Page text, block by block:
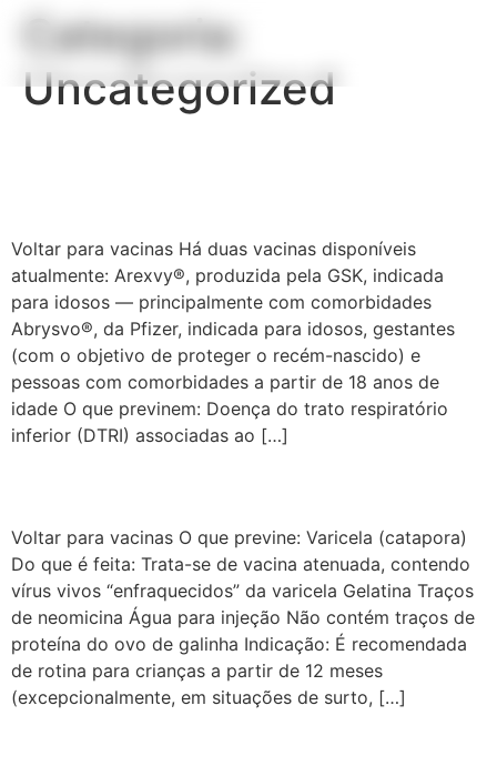
Categoria:
Uncategorized
Voltar para vacinas Há duas vacinas disponíveis
atualmente: Arexvy®, produzida pela GSK, indicada
para idosos — principalmente com comorbidades
Abrysvo®, da Pfizer, indicada para idosos, gestantes
(com o objetivo de proteger o recém-nascido) e
pessoas com comorbidades a partir de 18 anos de
idade O que previnem: Doença do trato respiratório
inferior (DTRI) associadas ao […]
Voltar para vacinas O que previne: Varicela (catapora)
Do que é feita: Trata-se de vacina atenuada, contendo
vírus vivos “enfraquecidos” da varicela Gelatina Traços
de neomicina Água para injeção Não contém traços de
proteína do ovo de galinha Indicação: É recomendada
de rotina para crianças a partir de 12 meses
(excepcionalmente, em situações de surto, […]